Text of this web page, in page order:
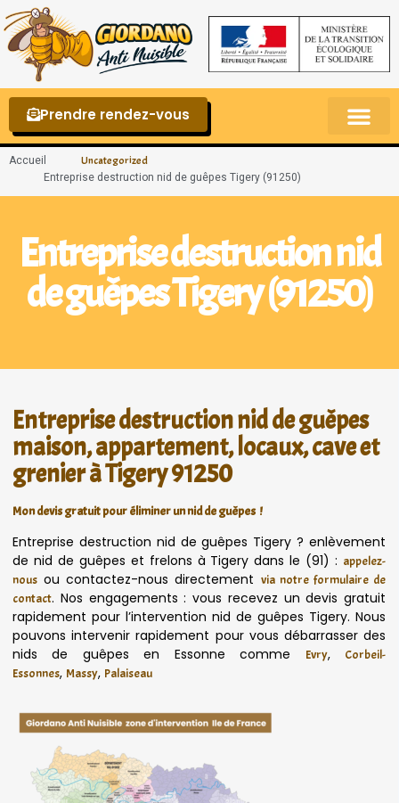
Prendre rendez-vous
Accueil Uncategorized
Entreprise destruction nid de guêpes Tigery (91250)
Entreprise destruction nid
de guêpes Tigery (91250)
Entreprise destruction nid de guêpes
maison, appartement, locaux, cave et
grenier à Tigery 91250
Mon devis gratuit pour éliminer un nid de guêpes !
Entreprise destruction nid de guêpes Tigery ? enlèvement
de nid de guêpes et frelons à Tigery dans le (91) : appelez-
nous ou contactez-nous directement via notre formulaire de
contact. Nos engagements : vous recevez un devis gratuit
rapidement pour l’intervention nid de guêpes Tigery. Nous
pouvons intervenir rapidement pour vous débarrasser des
nids de guêpes en Essonne comme
Evry,
Corbeil-
Essonnes, Massy, Palaiseau